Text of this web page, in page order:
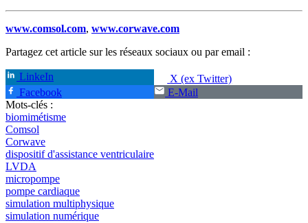
www.comsol.com, www.corwave.com
Partagez cet article sur les réseaux sociaux ou par email :
LinkeIn
X (ex Twitter)
Facebook
E-Mail
Mots-clés :
biomimétisme
Comsol
Corwave
dispositif d'assistance ventriculaire
LVDA
micropompe
pompe cardiaque
simulation multiphysique
simulation numérique